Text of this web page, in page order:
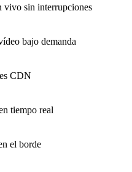
vivo sin interrupciones
bajo demanda
CDN
tiempo real
el borde